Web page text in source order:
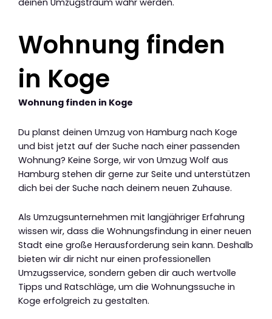
deinen Umzugstraum wahr werden.
Wohnung finden
in Koge
Wohnung finden in Koge
Du planst deinen Umzug von Hamburg nach Koge
und bist jetzt auf der Suche nach einer passenden
Wohnung? Keine Sorge, wir von Umzug Wolf aus
Hamburg stehen dir gerne zur Seite und unterstützen
dich bei der Suche nach deinem neuen Zuhause.
Als Umzugsunternehmen mit langjähriger Erfahrung
wissen wir, dass die Wohnungsfindung in einer neuen
Stadt eine große Herausforderung sein kann. Deshalb
bieten wir dir nicht nur einen professionellen
Umzugsservice, sondern geben dir auch wertvolle
Tipps und Ratschläge, um die Wohnungssuche in
Koge erfolgreich zu gestalten.